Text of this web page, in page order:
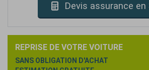
Devis assurance en
REPRISE DE VOTRE VOITURE
SANS OBLIGATION D'ACHAT